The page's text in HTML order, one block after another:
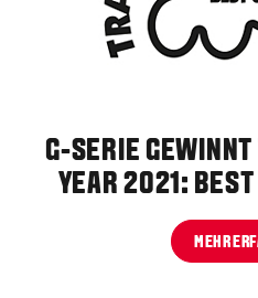
G-SERIE GEWINNT
YEAR 2021:
MEHR